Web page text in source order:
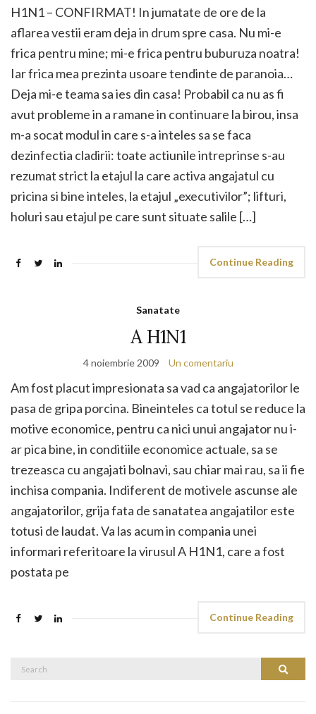
H1N1 – CONFIRMAT! In jumatate de ore de la
aflarea vestii eram deja in drum spre casa. Nu mi-e
frica pentru mine; mi-e frica pentru buburuza noatra!
Iar frica mea prezinta usoare tendinte de paranoia…
Deja mi-e teama sa ies din casa! Probabil ca nu as fi
avut probleme in a ramane in continuare la birou, insa
m-a socat modul in care s-a inteles sa se faca
dezinfectia cladirii: toate actiunile intreprinse s-au
rezumat strict la etajul la care activa angajatul cu
pricina si bine inteles, la etajul „executivilor”; lifturi,
holuri sau etajul pe care sunt situate salile […]
Continue Reading
Sanatate
A H1N1
4 noiembrie 2009 Un comentariu
Am fost placut impresionata sa vad ca angajatorilor le
pasa de gripa porcina. Bineinteles ca totul se reduce la
motive economice, pentru ca nici unui angajator nu i-
ar pica bine, in conditiile economice actuale, sa se
trezeasca cu angajati bolnavi, sau chiar mai rau, sa ii fie
inchisa compania. Indiferent de motivele ascunse ale
angajatorilor, grija fata de sanatatea angajatilor este
totusi de laudat. Va las acum in compania unei
informari referitoare la virusul A H1N1, care a fost
postata pe
Continue Reading
Search